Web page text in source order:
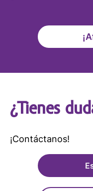
¿Tienes
¡Contáctanos!